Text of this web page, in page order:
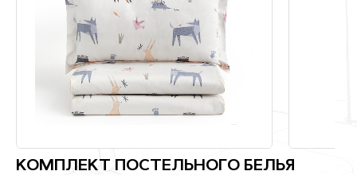
КОМПЛЕКТ ПОСТЕЛЬНОГО БЕЛЬЯ